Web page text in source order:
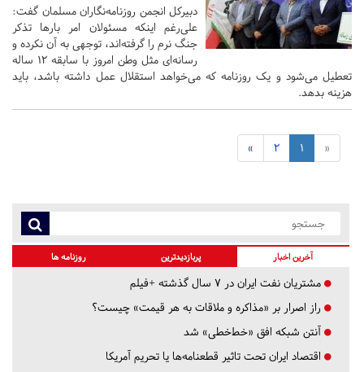
دبیرکل انجمن روزنامه‌نگاران مسلمان گفت:
علی‌رغم اینکه مسئولان امر بارها تذکر
جنگ نرم را گرفته‌اند، توجهی به آن نکرده و
رسانه‌ای مثل وطن امروز با سابقه ۱۲ ساله
تعطیل می‌شود و یک روزنامه که می‌خواهد استقلال عمل داشته باشد، باید
هزینه بدهد.
«
1
2
»
آخرین اخبار پربازدیدترین روزنامه ها
مشتریان نفت ایران در ۷ سال گذشته +فیلم
راز اصرار بر «مذاکره و ملاقات به هر قیمت» چیست؟
آنتن شبکه افق «خط‌خطی» شد
اقتصاد ایران تحت تاثیر قطعنامه‌ها یا تحریم‌ آمریکا